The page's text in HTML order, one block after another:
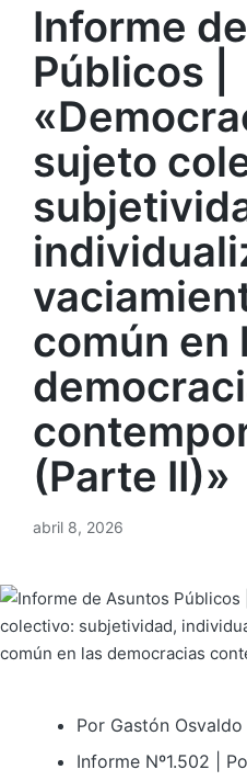
Informe
Públicos |
sujeto
común en
(Parte II)»
abril 8, 2026
Por Gastón
Informe Nº1.502 |